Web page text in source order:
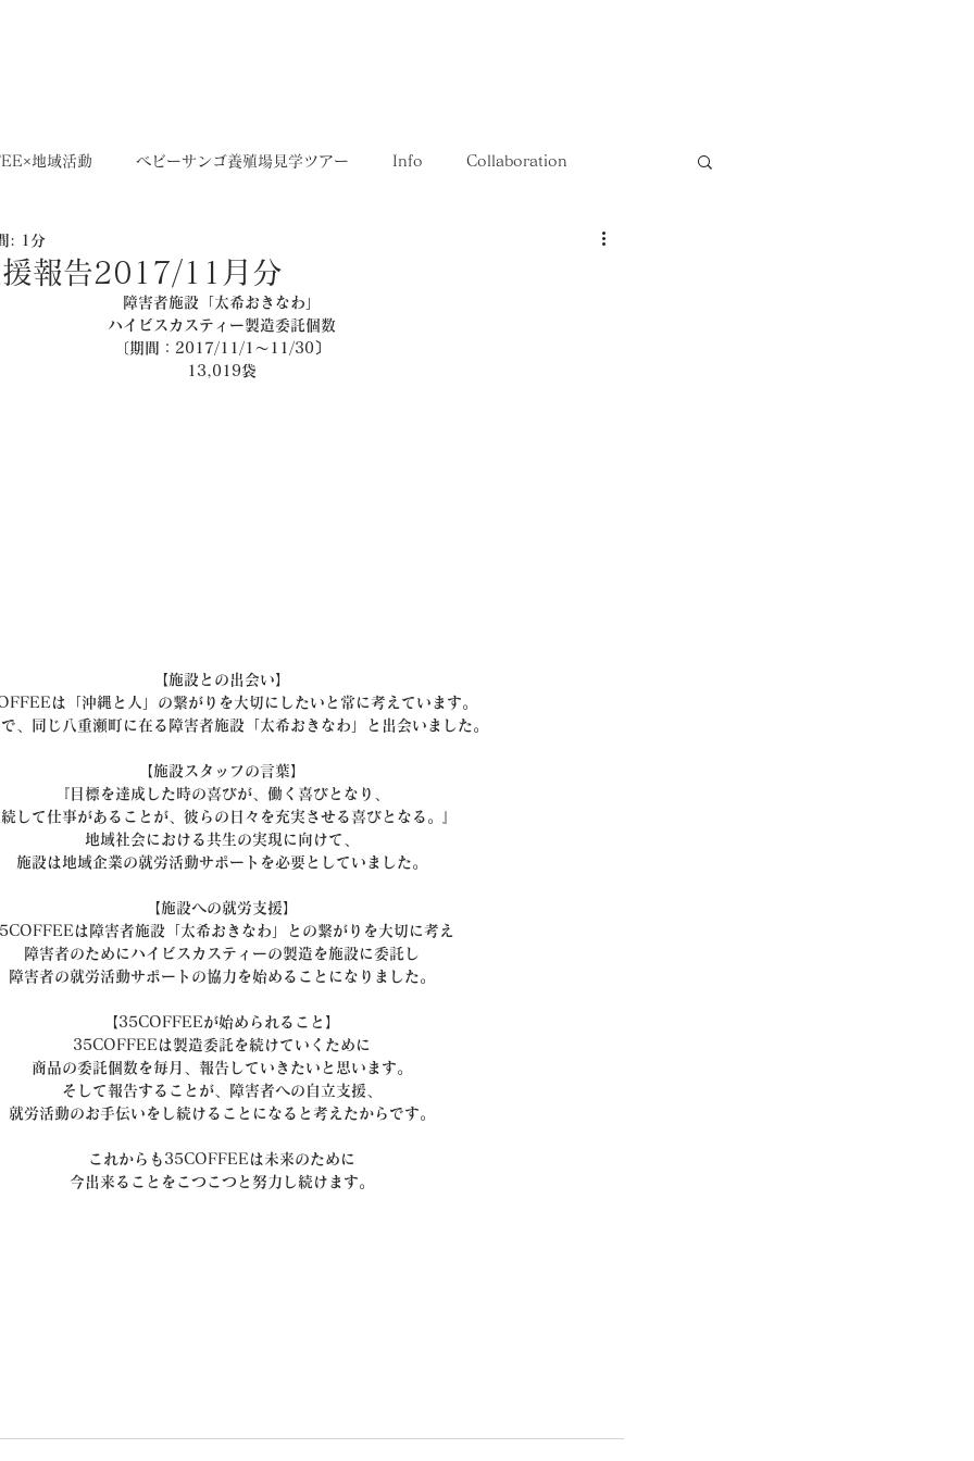
地域活動 ベビーサンゴ養殖場見学ツアー Info Collaboration
35SERIES
援報告2017/11月分
: 1分
障害者施設「太希おきなわ」
ハイビスカスティー製造委託個数
〔期間：2017/11/1～11/30〕
13,019袋
【施設との出会い】
は「沖縄と人」の繋がりを大切にしたいと常に考えています。
、同じ八重瀬町に在る障害者施設「太希おきなわ」と出会いました。
【施設スタッフの言葉】
『目標を達成した時の喜びが、働く喜びとなり、
して仕事があることが、彼らの日々を充実させる喜びとなる。』
地域社会における共生の実現に向けて、
施設は地域企業の就労活動サポートを必要としていました。
【施設への就労支援】
は障害者施設「太希おきなわ」との繋がりを大切に考え
障害者のためにハイビスカスティーの製造を施設に委託し
障害者の就労活動サポートの協力を始めることになりました。
【35COFFEEが始められること】
35COFFEEは製造委託を続けていくために
商品の委託個数を毎月、報告していきたいと思います。
そして報告することが、障害者への自立支援、
就労活動のお手伝いをし続けることになると考えたからです。
これからも35COFFEEは未来のために
今出来ることをこつこつと努力し続けます。